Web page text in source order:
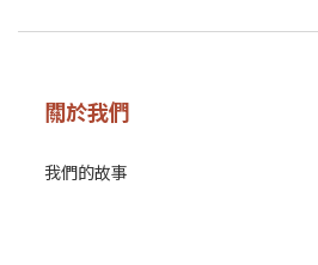
關於我們
我們的故事